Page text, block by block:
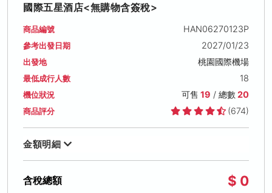
國際五星酒店<無購物含簽稅>
商品編號 HAN06270123P
參考出發日期 2027/01/23
出發地 桃園國際機場
最低成行人數 18
機位狀況 可售 19 / 總數20
商品評分 (674)
金額明細
含稅總額 $ 0